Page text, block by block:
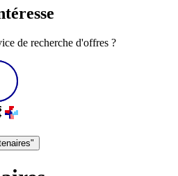
de recherche d'offres ?